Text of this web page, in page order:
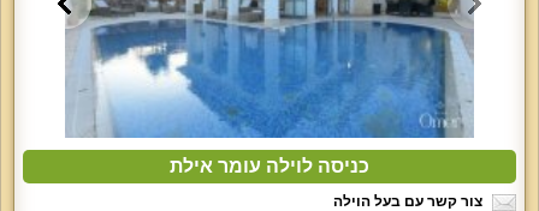
כניסה לוילה עומר אילת
צור קשר עם בעל הוילה